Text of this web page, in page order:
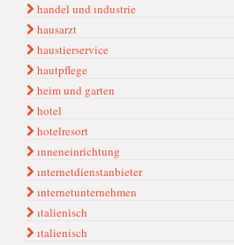
handel und ındustrie
hausarzt
haustierservice
hautpflege
heim und garten
hotel
hotelresort
ınneneinrichtung
ınternetdienstanbieter
ınternetunternehmen
ıtali̇eni̇sch
ıtalienisch